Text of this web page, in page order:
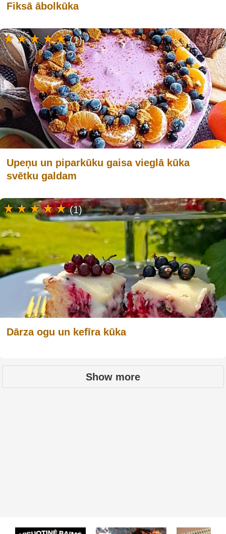
Fiksā ābolkūka
Upeņu un piparkūku gaisa vieglā kūka
svētku galdam
(1)
Dārza ogu un kefīra kūka
(1)
Show more